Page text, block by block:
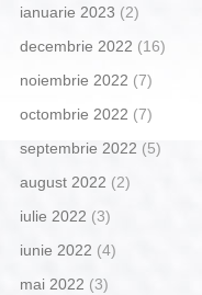
ianuarie 2023 (2)
decembrie 2022 (16)
noiembrie 2022 (7)
octombrie 2022 (7)
septembrie 2022 (5)
august 2022 (2)
iulie 2022 (3)
iunie 2022 (4)
mai 2022 (3)